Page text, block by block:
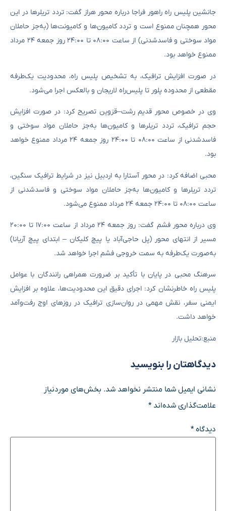
جانشین پلیس راه راهور فراجا درباره محور هراز گفت: تردد تریلرها در این
محور همچنان ممنوع است و تردد کامیون‌ها و کامیونت‌ها (به‌جز حاملان
مواد سوختی و فاسدشدنی) از ساعت ۰۸:۰۰ تا ۲۴:۰۰ روز جمعه ۲۴ مرداد
ممنوع خواهد بود.
در صورت افزایش ترافیک، به تشخیص پلیس راه، محدودیت یک‌طرفه
مقطعی از محدوده پلور تا پلیس‌راه لاریجان و بالعکس اجرا می‌شود.
وی در خصوص محور قدیم رشت–قزوین تصریح کرد: در صورت افزایش
حجم ترافیک، تردد تریلرها و کامیون‌ها به‌جز حاملان مواد سوختی و
فاسدشدنی از ساعت ۰۸:۰۰ تا ۲۴:۰۰ روز جمعه ۲۴ مرداد ممنوع خواهد
بود.
محبی اضافه کرد: در محور آستارا به اردبیل نیز در شرایط ترافیک سنگین،
تردد تریلرها و کامیون‌ها به‌جز حاملان مواد سوختی و فاسدشدنی از
ساعت ۰۸:۰۰ تا ۲۴:۰۰ جمعه ۲۴ مرداد ممنوع می‌شود.
وی درباره محور فشم گفت: روز جمعه ۲۴ مرداد از ساعت ۱۷:۰۰ تا ۲۰:۰۰
مسیر از انتهای محور (پل حاجی‌آباد یا پیچ کلیکان – ابتدای پیچ آریانا)
به‌صورت یک‌طرفه به سمت خروجی فشم اجرا خواهد شد.
سرهنگ محبی در پایان با تأکید بر ضرورت همراهی رانندگان با عوامل
پلیس راه خاطرنشان کرد: اجرای دقیق این محدودیت‌ها، علاوه بر افزایش
ایمنی سفر، نقش مهمی در روان‌سازی ترافیک در روزهای اوج رفت‌وآمد
خواهد داشت.
منبع:تحلیل بازار
دیدگاهتان را بنویسید
نشانی ایمیل شما منتشر نخواهد شد. بخش‌های موردنیاز
علامت‌گذاری شده‌اند*
دیدگاه*